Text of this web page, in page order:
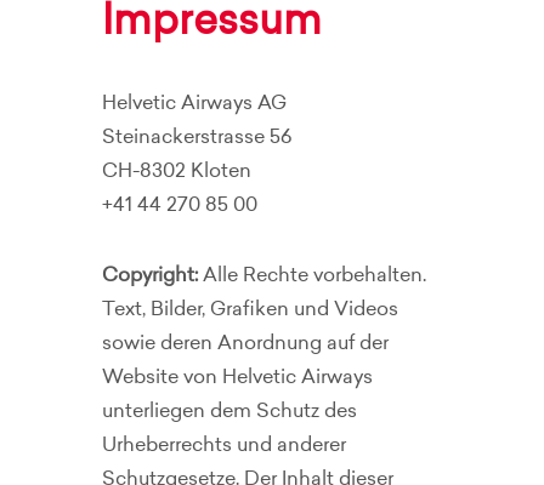
Impressum
Helvetic Airways AG
Steinackerstrasse 56
CH-8302 Kloten
+41 44 270 85 00
Copyright: Alle Rechte vorbehalten.
Text, Bilder, Grafiken und Videos
sowie deren Anordnung auf der
Website von Helvetic Airways
unterliegen dem Schutz des
Urheberrechts und anderer
Schutzgesetze. Der Inhalt dieser